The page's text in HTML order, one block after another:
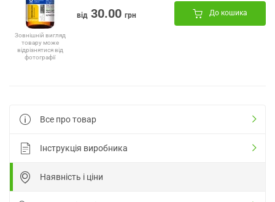
Зовнішній вигляд
товару може
відрізнятися від
фотографії
від 30.00 грн До кошика
Все про товар
Інструкція виробника
Наявність і ціни